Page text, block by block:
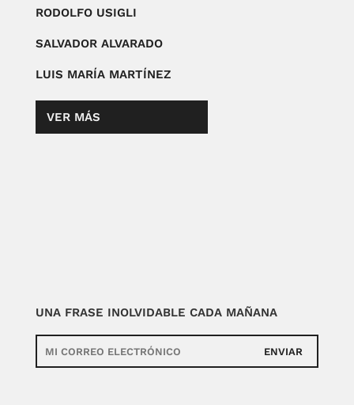
RODOLFO USIGLI
SALVADOR ALVARADO
LUIS MARÍA MARTÍNEZ
VER MÁS
UNA FRASE INOLVIDABLE CADA MAÑANA
ENVIAR